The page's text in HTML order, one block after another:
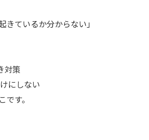
きているか分からない」
対策
にしない
す。